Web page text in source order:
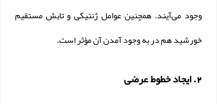
وجود می‌آیند. همچنین عوامل ژنتیکی و تابش مستقیم
خورشید هم در به وجود آمدن آن مؤثر است.
2. ایجاد خطوط عرضی